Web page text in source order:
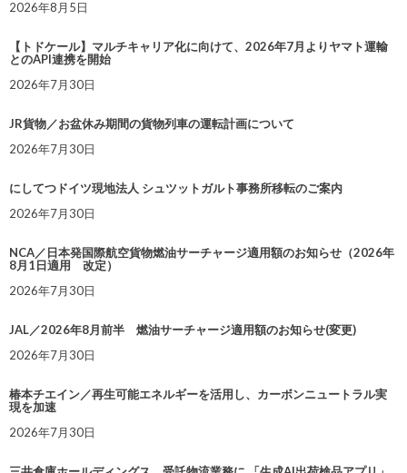
2026年8月5日
【トドケール】マルチキャリア化に向けて、2026年7月よりヤマト運輸
とのAPI連携を開始
2026年7月30日
JR貨物／お盆休み期間の貨物列車の運転計画について
2026年7月30日
にしてつドイツ現地法人 シュツットガルト事務所移転のご案内
2026年7月30日
NCA／日本発国際航空貨物燃油サーチャージ適用額のお知らせ（2026年
8月1日適用 改定）
2026年7月30日
JAL／2026年8月前半 燃油サーチャージ適用額のお知らせ(変更)
2026年7月30日
椿本チエイン／再生可能エネルギーを活用し、カーボンニュートラル実
現を加速
2026年7月30日